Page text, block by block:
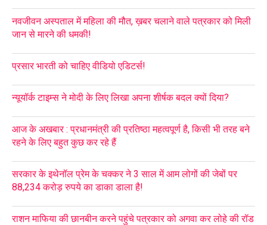
नवजीवन अस्पताल में महिला की मौत, ख़बर चलाने वाले पत्रकार को मिली
जान से मारने की धमकी!
प्रसार भारती को चाहिए वीडियो एडिटर्स!
न्यूयॉर्क टाइम्स ने मोदी के लिए लिखा अपना शीर्षक बदल क्यों दिया?
आज के अखबार : प्रधानमंत्री की प्रतिष्ठा महत्वपूर्ण है, किसी भी तरह बने
रहने के लिए बहुत कुछ कर रहे हैं
सरकार के इथेनॉल प्रेम के चक्कर ने 3 साल में आम लोगों की जेबों पर
88,234 करोड़ रुपये का डाका डाला है!
राशन माफिया की छानबीन करने पहुंचे पत्रकार को अगवा कर लोहे की रॉड